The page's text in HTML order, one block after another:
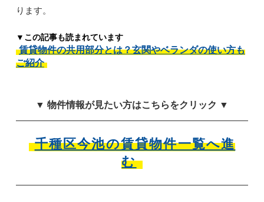
ります。
▼この記事も読まれています
賃貸物件の共用部分とは？玄関やベランダの使い方も
ご紹介
▼ 物件情報が見たい方はこちらをクリック ▼
千種区今池の賃貸物件一覧へ進
む